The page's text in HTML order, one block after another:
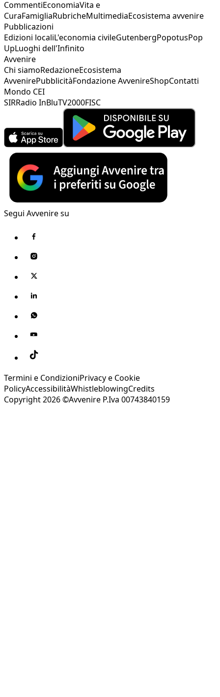
CommentiEconomiaVita e
CuraFamigliaRubricheMultimediaEcosistema avvenire
Pubblicazioni
Edizioni localiL'economia civileGutenbergPopotusPop
UpLuoghi dell'Infinito
Avvenire
Chi siamoRedazioneEcosistema
AvvenirePubblicitàFondazione AvvenireShopContatti
Mondo CEI
SIRRadio InBluTV2000FISC
Segui Avvenire su
Termini e CondizioniPrivacy e Cookie
PolicyAccessibilitàWhistleblowingCredits
Copyright 2026 ©Avvenire P.Iva 00743840159